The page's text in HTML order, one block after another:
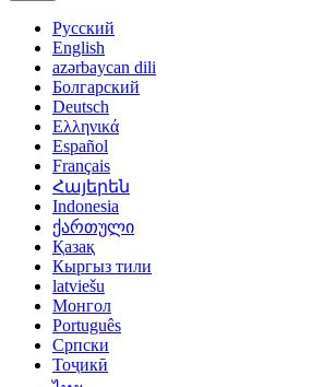
Русский
English
azərbaycan dili
Болгарский
Deutsch
Ελληνικά
Español
Français
Հայերեն
Indonesia
ქართული
Қазақ
Кыргыз тили
latviešu
Монгол
Português
Српски
Тоҷикӣ